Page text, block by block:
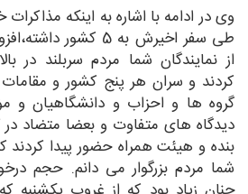
وی در ادامه با اشاره به اینکه
طی سفر اخیرش به 5
از نمایندگان شما مردم سربلند در
کردند و سران هر پنج کشور و
گروه ها و احزاب و دانشگاهیان و
دیدگاه های متفاوت و بعضا متضاد در
بنده و هیئت همراه حضور پیدا کردند
شما مردم بزرگوار می دانم. حجم